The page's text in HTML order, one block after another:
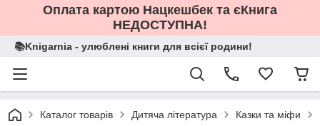
Оплата картою Нацкешбек та єКнига
НЕДОСТУПНА!
📚Knigarnia - улюблені книги для всієї родини!
Каталог товарів Дитяча література Казки та міфи